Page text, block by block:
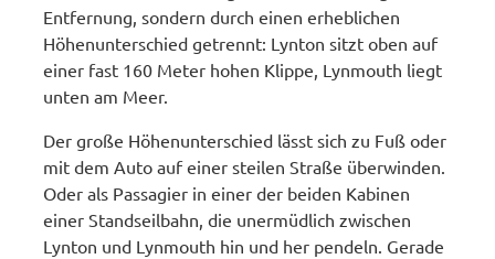
Entfernung, sondern durch einen erheblichen
Höhenunterschied getrennt: Lynton sitzt oben auf
einer fast 160 Meter hohen Klippe, Lynmouth liegt
unten am Meer.
Der große Höhenunterschied lässt sich zu Fuß oder
mit dem Auto auf einer steilen Straße überwinden.
Oder als Passagier in einer der beiden Kabinen
einer Standseilbahn, die unermüdlich zwischen
Lynton und Lynmouth hin und her pendeln. Gerade